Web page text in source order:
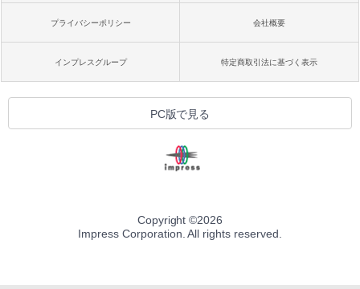
プライバシーポリシー 会社概要
インプレスグループ 特定商取引法に基づく表示
PC版で見る
Copyright ©2026
Impress Corporation. All rights reserved.